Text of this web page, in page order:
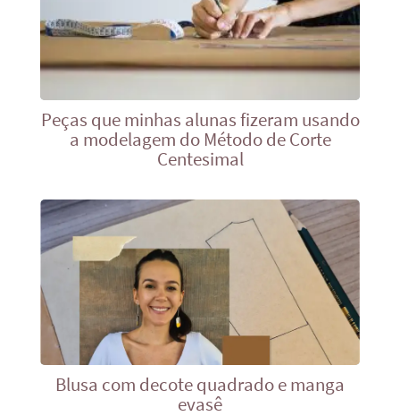
Peças que minhas alunas fizeram usando
a modelagem do Método de Corte
Centesimal
Blusa com decote quadrado e manga
evasê